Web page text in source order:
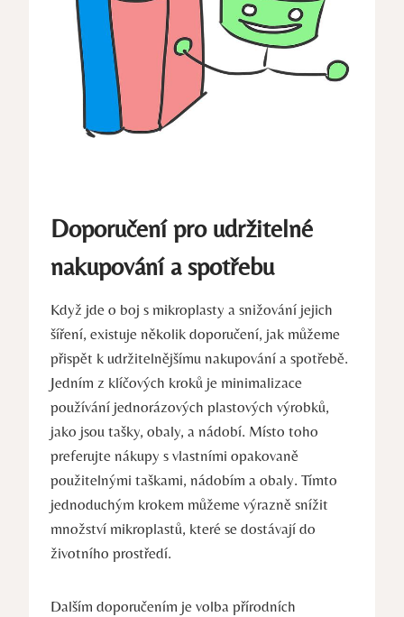
Doporučení pro udržitelné
nakupování a spotřebu
Když jde o boj s mikroplasty a snižování jejich
šíření, existuje několik doporučení, jak můžeme
přispět k udržitelnějšímu nakupování a spotřebě.
Jedním z klíčových kroků je minimalizace
používání jednorázových plastových výrobků,
jako jsou tašky, obaly, a nádobí. Místo toho
preferujte nákupy s vlastními opakovaně
použitelnými taškami, nádobím a obaly. Tímto
jednoduchým krokem můžeme výrazně snížit
množství mikroplastů, které se dostávají do
životního prostředí.
Dalším doporučením je volba přírodních